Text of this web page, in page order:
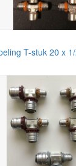
T-stuk 20 x